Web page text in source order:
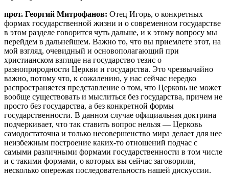
прот. Георгий Митрофанов: Отец Игорь, о конкретных
формах государственной жизни и о современном государстве
в этом разделе говорится чуть дальше, и к этому вопросу мы
перейдем в дальнейшем. Важно то, что вы приемлете этот, на
мой взгляд, очевидный и основополагающий при
христианском взгляде на государство тезис о
разноприродности Церкви и государства. Это чрезвычайно
важно, потому что, к сожалению, у нас сейчас нередко
распространяется представление о том, что Церковь не может
вообще существовать и мыслиться без государства, причем не
просто без государства, а без конкретной формы
государственности. В данном случае официальная доктрина
подчеркивает, что так ставить вопрос нельзя — Церковь
самодостаточна и только несовершенство мира делает для нее
неизбежным построение каких-то отношений подчас с
самыми различными формами государственности в том числе
и с такими формами, о которых вы сейчас заговорили,
несколько опережая последовательность нашей дискуссии.